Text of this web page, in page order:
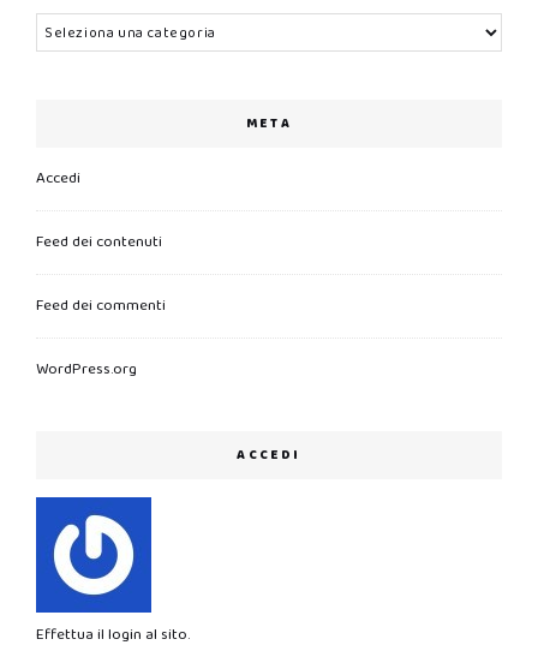
Categorie
META
Accedi
Feed dei contenuti
Feed dei commenti
WordPress.org
ACCEDI
Effettua il login al sito.